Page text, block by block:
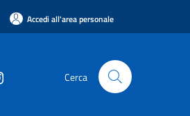
Accedi all'area personale
Cerca